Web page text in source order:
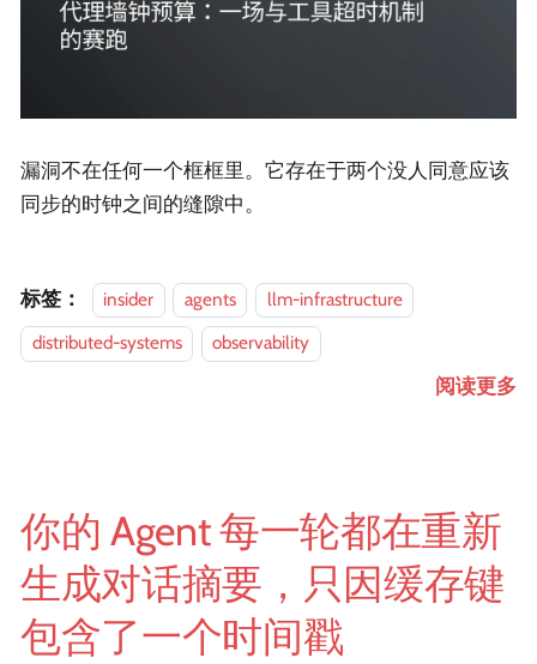
漏洞不在任何一个框框里。它存在于两个没人同意应该
同步的时钟之间的缝隙中。
标签： insider agents
llm-infrastructure
distributed-systems
observability
阅读更多
你的 Agent 每一轮都在重新
生成对话摘要，只因缓存键
包含了一个时间戳